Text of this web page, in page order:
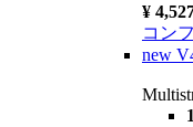
¥
コン
new